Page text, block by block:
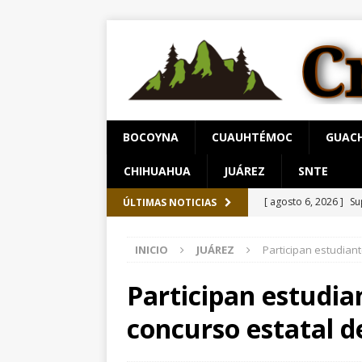
BOCOYNA CUAUHTÉMOC
CHIHUAHUA JUÁREZ SNTE
ÚLTIMAS NOTICIAS [ agosto 6, 2026 ]
serrana para jueves
[ agosto 6, 2026 ]
[ agosto 6, 2026 ]
INICIO JUÁREZ Participan
Participan
concurso estatal